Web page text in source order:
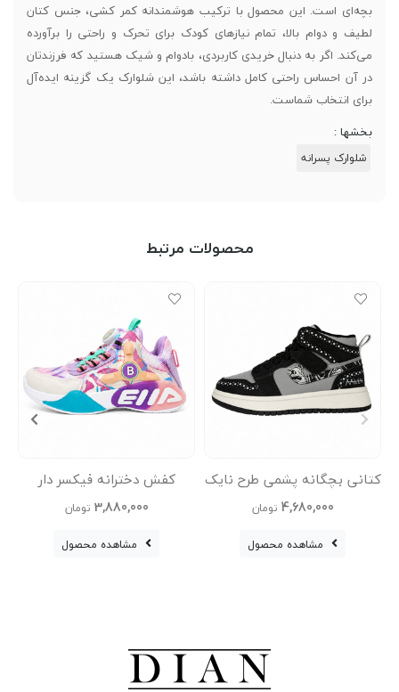
بچه‌ای است. این محصول با ترکیب هوشمندانه کمر کشی، جنس کتان
لطیف و دوام بالا، تمام نیازهای کودک برای تحرک و راحتی را برآورده
می‌کند. اگر به دنبال خریدی کاربردی، بادوام و شیک هستید که فرزندتان
در آن احساس راحتی کامل داشته باشد، این شلوارک یک گزینه ایده‌آل
برای انتخاب شماست.
بخشها :
شلوارک پسرانه
محصولات مرتبط
کتانی بچگانه پشمی طرح نایک
Nike Jordan
4,680,000 تومان
مشاهده محصول
کفش دخترانه فیکسر دار
وارداتی
3,880,000 تومان
مشاهده محصول